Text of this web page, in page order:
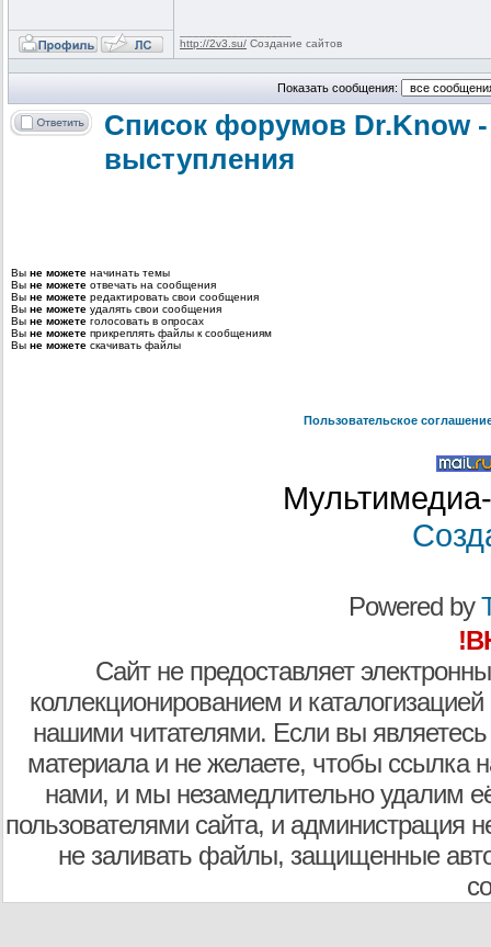
http://2v3.su/ Создание сайтов
Показать сообщения:
Список форумов Dr.Know
выступления
Вы не можете начинать темы
Вы не можете отвечать на сообщения
Вы не можете редактировать свои сообщения
Вы не можете удалять свои сообщения
Вы не можете голосовать в опросах
Вы не можете прикреплять файлы к сообщениям
Вы не можете скачивать файлы
Пользовательское
Powered by
Сайт не предоставляет
коллекционированием и
нашими читателями. Если вы являетесь
материала и не желаете, чтобы ссылка
нами, и мы незамедлительно удалим
пользователями сайта, и администрация
не заливать файлы, защищенные